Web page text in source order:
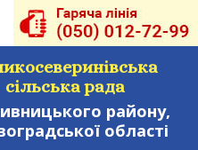
сільська рада
району,
області